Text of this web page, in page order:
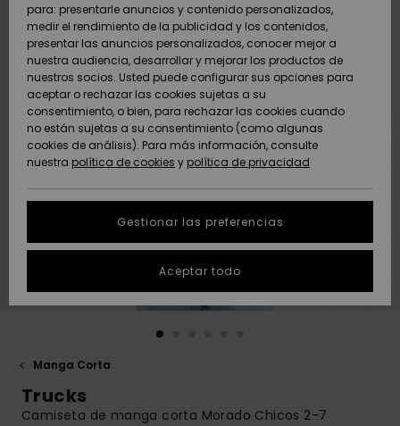
Surf
Snow
Novedades
Destacados
Surf
Snow
Novedades
Destacados
Comunidad
Destacados
Comunidad
DOBLE
PROMO
AYUDA &
CONTACTO
Tarjeta de
regalo
Quiksilver
Freedom
Protección de
datos
personales
Inicia una
conversación
la respuesta
más rápida a
SOSTENIBILIDAD
Manga Corta
Trucks
Camiseta de manga corta Morado Chicos 2-7
para: presentarle anuncios y contenido personalizados,
medir el rendimiento de la publicidad y los contenidos,
presentar las anuncios personalizados, conocer mejor a
nuestra audiencia, desarrollar y mejorar los productos de
nuestros socios. Usted puede configurar sus opciones para
aceptar o rechazar las cookies sujetas a su
consentimiento, o bien, para rechazar las cookies cuando
no están sujetas a su consentimiento (como algunas
cookies de análisis). Para más información, consulte
nuestra política de cookies y política de privacidad
Gestionar las preferencias
Aceptar todo